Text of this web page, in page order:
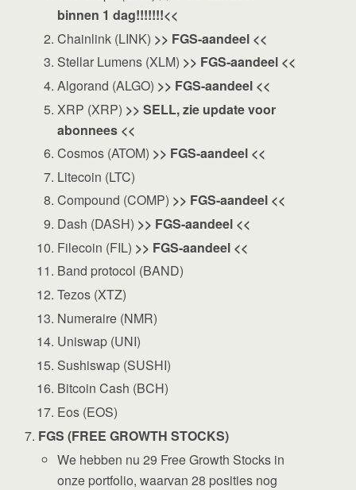
binnen 1 dag!!!!!!!<<
Chainlink (LINK) >> FGS-aandeel <<
Stellar Lumens (XLM) >> FGS-aandeel <<
Algorand (ALGO) >> FGS-aandeel <<
XRP (XRP) >> SELL, zie update voor
abonnees <<
Cosmos (ATOM) >> FGS-aandeel <<
Litecoin (LTC)
Compound (COMP) >> FGS-aandeel <<
Dash (DASH) >> FGS-aandeel <<
Filecoin (FIL) >> FGS-aandeel <<
Band protocol (BAND)
Tezos (XTZ)
Numeraire (NMR)
Uniswap (UNI)
Sushiswap (SUSHI)
Bitcoin Cash (BCH)
Eos (EOS)
FGS (FREE GROWTH STOCKS)
We hebben nu 29 Free Growth Stocks in
onze portfolio, waarvan 28 posities nog